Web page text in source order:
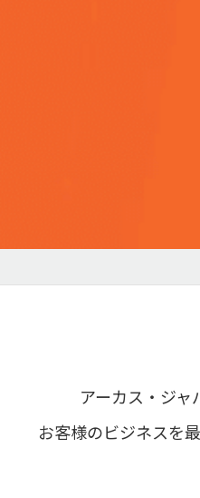
アーカス・ジャ
お客様のビジネスを